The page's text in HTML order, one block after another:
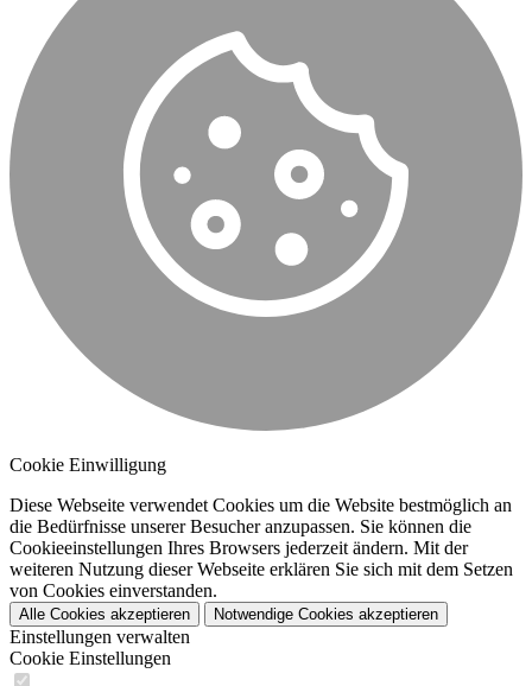
Cookie Einwilligung
Diese Webseite verwendet Cookies um die Website bestmöglich an
die Bedürfnisse unserer Besucher anzupassen. Sie können die
Cookieeinstellungen Ihres Browsers jederzeit ändern. Mit der
weiteren Nutzung dieser Webseite erklären Sie sich mit dem Setzen
von Cookies einverstanden.
Alle Cookies akzeptieren Notwendige Cookies akzeptieren
Einstellungen verwalten
Cookie Einstellungen